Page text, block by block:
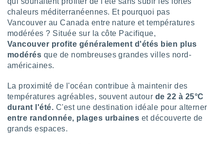
sur
ce
à
en
chaleurs méditerranéennes. Et pourquoi pas
Vancouver au Canada entre nature et températures
modérées ? Située sur la côte Pacifique,
Vancouver profite généralement d'étés bien plus
modérés que de nombreuses grandes villes nord-
américaines.
La proximité de l'océan contribue à maintenir des
températures agréables, souvent autour de 22 à 25°C
durant l'été. C'est une destination idéale pour alterner
entre randonnée, plages urbaines et découverte de
grands espaces.